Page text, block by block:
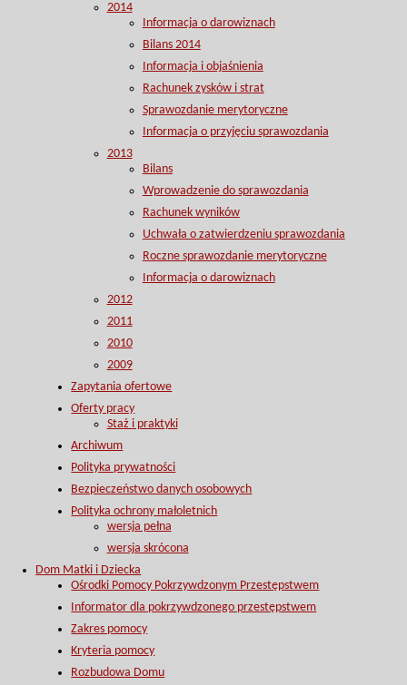
2014
Informacja o darowiznach
Bilans 2014
Informacja i objaśnienia
Rachunek zysków i strat
Sprawozdanie merytoryczne
Informacja o przyjęciu sprawozdania
2013
Bilans
Wprowadzenie do sprawozdania
Rachunek wyników
Uchwała o zatwierdzeniu sprawozdania
Roczne sprawozdanie merytoryczne
Informacja o darowiznach
2012
2011
2010
2009
Zapytania ofertowe
Oferty pracy
Staż i praktyki
Archiwum
Polityka prywatności
Bezpieczeństwo danych osobowych
Polityka ochrony małoletnich
wersja pełna
wersja skrócona
Dom Matki i Dziecka
Ośrodki Pomocy Pokrzywdzonym Przestępstwem
Informator dla pokrzywdzonego przestępstwem
Zakres pomocy
Kryteria pomocy
Rozbudowa Domu